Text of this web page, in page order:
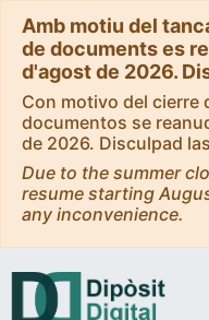
Amb motiu del
de documents es
d'agost de 2026.
Con motivo del cierre
documentos se
de 2026. Disculpad
Due to the summer
resume starting
any inconvenience.